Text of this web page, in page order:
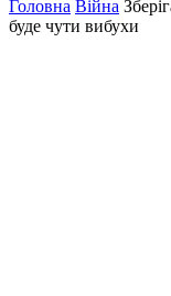
Головна Війна
буде чути вибухи